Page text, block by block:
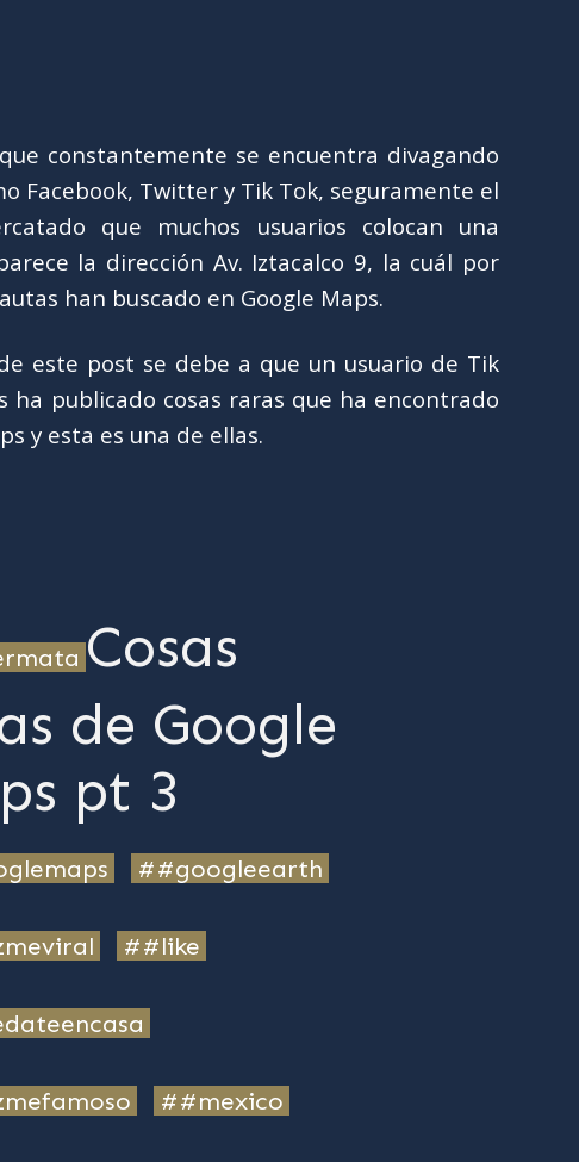
constantemente se encuentra divagando
Facebook, Twitter y Tik Tok, seguramente el
que muchos usuarios colocan una
la dirección Av. Iztacalco 9, la cuál por
han buscado en Google Maps.
este post se debe a que un usuario de Tik
ha publicado cosas raras que ha encontrado
y esta es una de ellas.
Cosas
de Google
pt 3
##googleearth
##like
##mexico